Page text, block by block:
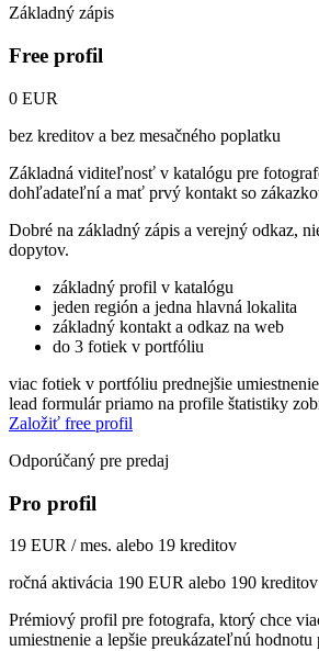
Základný zápis
Free profil
0 EUR
bez kreditov a bez mesačného poplatku
Základná viditeľnosť v katalógu pre
dohľadateľní a mať prvý kontakt so
Dobré na základný zápis a verejný odkaz,
dopytov.
základný profil v katalógu
jeden región a jedna hlavná lokalita
základný kontakt a odkaz na web
do 3 fotiek v portfóliu
viac fotiek v portfóliu prednejšie
lead formulár priamo na profile štatistiky
Založiť free profil
Odporúčaný pre predaj
Pro profil
19 EUR / mes. alebo 19 kreditov
ročná aktivácia 190 EUR alebo 190 kreditov
Prémiový profil pre fotografa, ktorý chce
umiestnenie a lepšie preukázateľnú hodnotu